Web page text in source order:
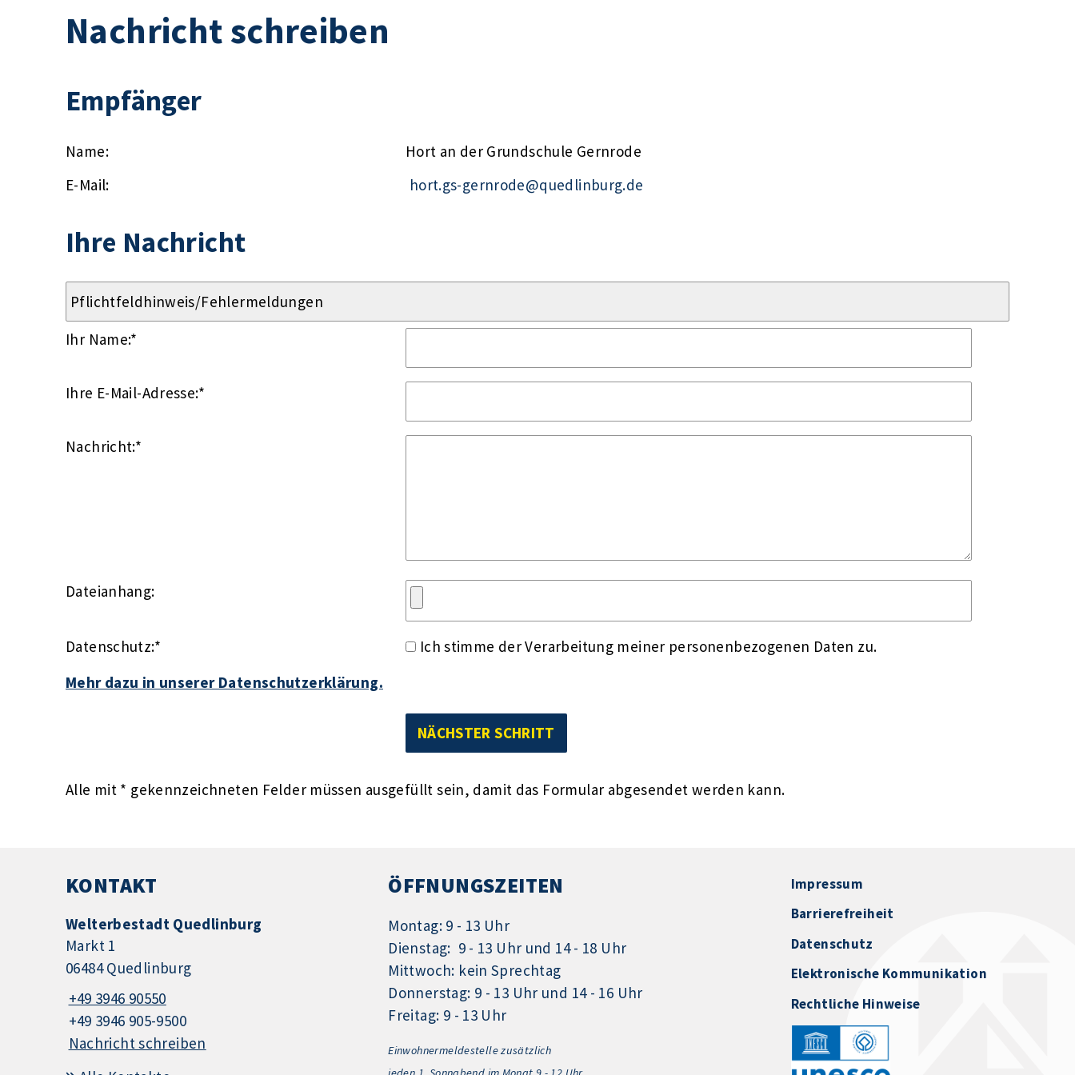
Nachricht schreiben
Empfänger
Name:
Hort an der Grundschule Gernrode
E-Mail:
hort.gs-gernrode@quedlinburg.de
Ihre Nachricht
Ihr Name:*
Ihre E-Mail-Adresse:*
Nachricht:*
Dateianhang:
Datenschutz:*
Ich stimme der Verarbeitung meiner personenbezogenen Daten zu.
Mehr dazu in unserer Datenschutzerklärung.
Alle mit * gekennzeichneten Felder müssen ausgefüllt sein, damit das Formular abgesendet werden kann.
KONTAKT
Welterbestadt Quedlinburg
Markt 1
06484 Quedlinburg
+49 3946 90550
+49 3946 905-9500
Nachricht schreiben
ÖFFNUNGSZEITEN
Montag: 9 - 13 Uhr
Dienstag: 9 - 13 Uhr und 14 - 18 Uhr
Mittwoch: kein Sprechtag
Donnerstag: 9 - 13 Uhr und 14 - 16 Uhr
Freitag: 9 - 13 Uhr
Einwohnermeldestelle zusätzlich
Impressum
Barrierefreiheit
Datenschutz
Elektronische Kommunikation
Rechtliche Hinweise